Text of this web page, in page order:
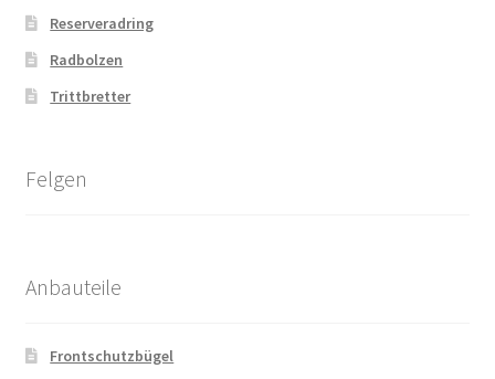
Reserveradring
Radbolzen
Trittbretter
Felgen
Anbauteile
Frontschutzbügel